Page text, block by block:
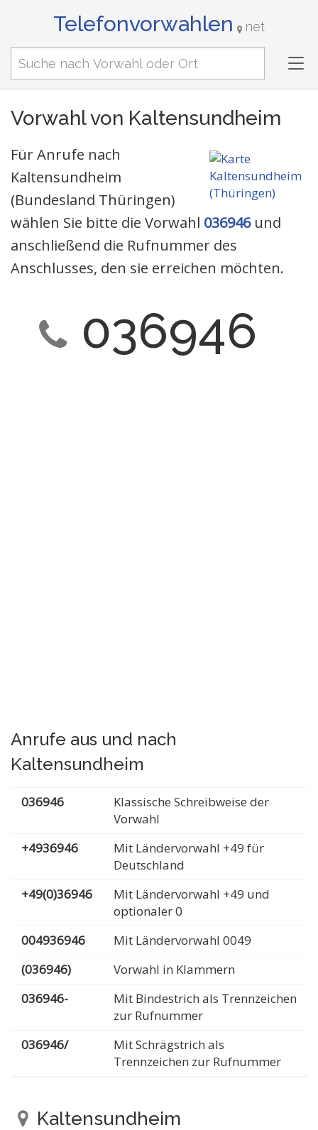
Telefonvorwahlen net
Vorwahl von Kaltensundheim
Für Anrufe nach
Kaltensundheim
(Bundesland Thüringen)
wählen Sie bitte die Vorwahl 036946und
anschließend die Rufnummer des
Anschlusses, den sie erreichen möchten.
036946
Anrufe aus und nach
Kaltensundheim
036946
Klassische Schreibweise der
Vorwahl
+4936946
Mit Ländervorwahl +49 für
Deutschland
+49(0)36946
Mit Ländervorwahl +49 und
optionaler 0
004936946
Mit Ländervorwahl 0049
(036946)
Vorwahl in Klammern
036946-
Mit Bindestrich als Trennzeichen
zur Rufnummer
036946/
Mit Schrägstrich als
Trennzeichen zur Rufnummer
Kaltensundheim